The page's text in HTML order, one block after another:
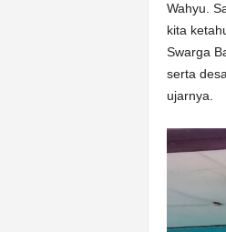
Wahyu.
kita
Swarga
serta
ujarnya.